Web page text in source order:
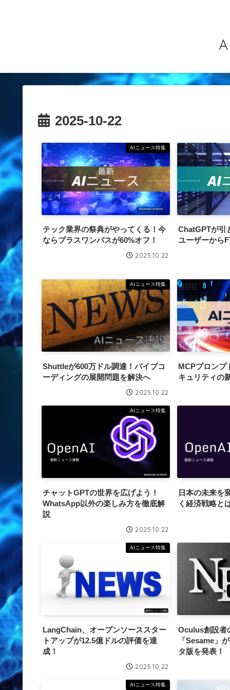
2025-10-22
AIニュース特集
テック業界の祭典がやってくる！今
ならプラスワンパスが60%オフ！
2025.10.22
ChatGPTが引
ユーザーから
AIニュース特集
Shuttleが600万ドル調達！バイブコ
ーディングの展開問題を解決へ
2025.10.22
MCPプロンプ
キュリティの
AIニュース特集
チャットGPTの世界を広げよう！
WhatsApp以外の楽しみ方を徹底解
説
2025.10.22
日本の未来を
く経済戦略と
AIニュース特集
LangChain、オープンソーススター
トアップが12.5億ドルの評価を達
成！
2025.10.22
Oculus創設者
「Sesame」
タ版を発表！
AIニュース特集